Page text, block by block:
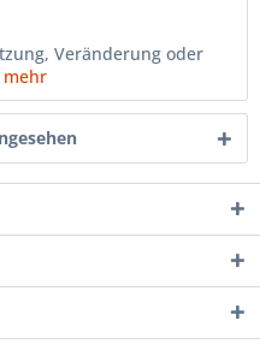
Veränderung oder
mehr